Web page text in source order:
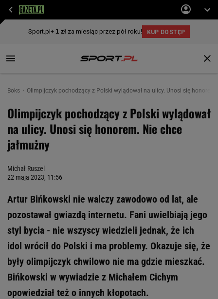
Boks Olimpijczyk pochodzący z Polski wylądował na ulicy. Unosi się
Olimpijczyk pochodzący z Polski wylądował
na ulicy. Unosi się honorem. Nie chce
jałmużny
Michał Ruszel
22 maja 2023, 11:56
Artur Bińkowski nie walczy zawodowo od lat, ale
pozostawał gwiazdą internetu. Fani uwielbiają jego
styl bycia - nie wszyscy wiedzieli jednak, że ich
idol wrócił do Polski i ma problemy. Okazuje się, że
były olimpijczyk chwilowo nie ma gdzie mieszkać.
Bińkowski w wywiadzie z Michałem Cichym
opowiedział też o innych kłopotach.